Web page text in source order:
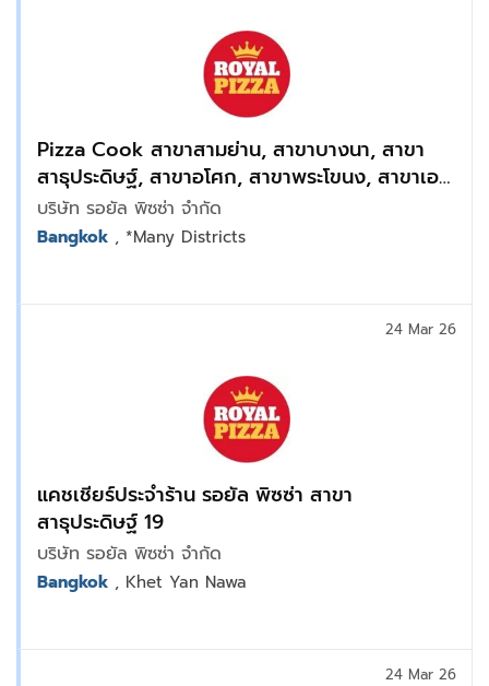
Pizza Cook สาขาสามย่าน, สาขาบางนา, สาขา
สาธุประดิษฐ์, สาขาอโศก, สาขาพระโขนง, สาขาเอ
เชียทิค, สาขารามคำแหง, สาขาพระราม9 Bravo
BKK
บริษัท รอยัล พิซซ่า จำกัด
Bangkok , *Many Districts
แคชเชียร์ประจำร้าน รอยัล พิซซ่า สาขา
สาธุประดิษฐ์ 19
บริษัท รอยัล พิซซ่า จำกัด
24 Mar 26
Bangkok , Khet Yan Nawa
24 Mar 26